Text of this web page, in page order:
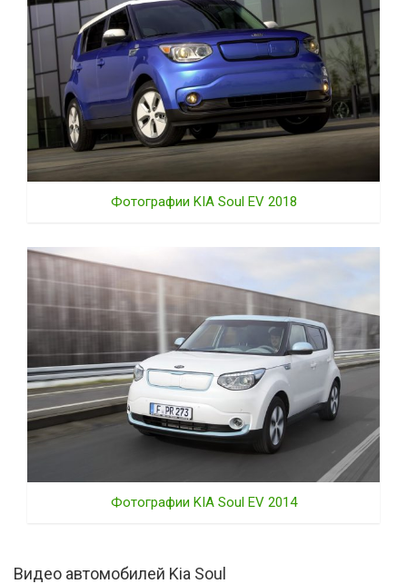
Фотографии KIA Soul EV 2018
Фотографии KIA Soul EV 2014
Видео автомобилей Kia Soul